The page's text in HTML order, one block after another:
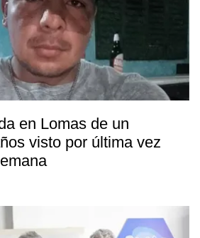
en Lomas de un
visto por última vez